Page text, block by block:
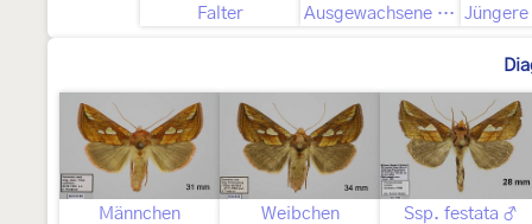
Falter Ausgewachsene Raupe
Männchen Weibchen Ssp. festata ♂